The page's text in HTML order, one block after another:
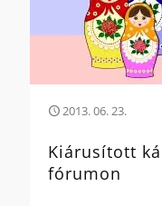
2013. 06. 23.
Kiárusított
fórumon